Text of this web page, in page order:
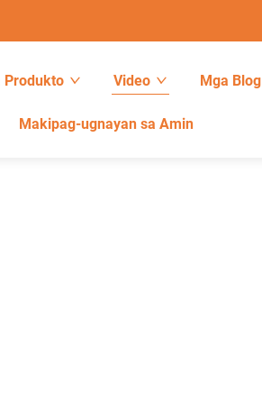
Produkto Video Mga Blog
Makipag-ugnayan sa Amin